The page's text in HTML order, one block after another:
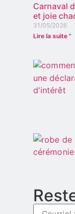
Carnaval
et joie
31/05/2026
Lire la suite "